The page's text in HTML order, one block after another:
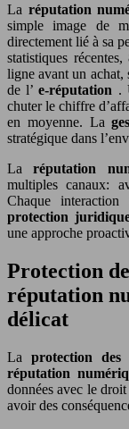
La réputation
simple image de
directement lié à sa
statistiques
ligne avant un achat,
de l’e-réputation .
chuter le chiffre
en moyenne. La
stratégique dans
Laréputation
multiples canaux:
Chaque
protection
une approche
Protection
réputation
délicat
La protection des
réputation
données avec le
avoir des